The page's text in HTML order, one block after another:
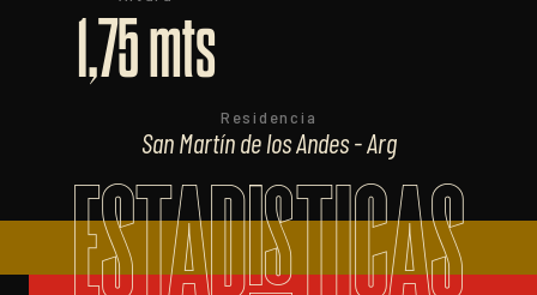
1,75 mts
Residencia
San Martín de los Andes - Arg
ESTADISTICAS